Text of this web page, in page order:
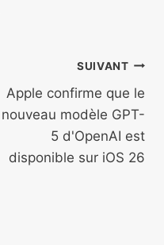
SUIVANT
Apple confirme que le
nouveau modèle GPT-
5 d'OpenAI est
disponible sur iOS 26